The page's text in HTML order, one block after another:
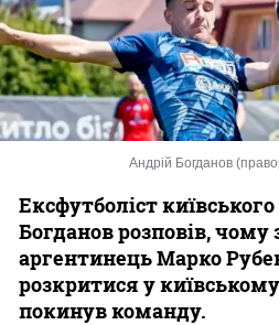
Андрій Богданов
Ексфутболіст
Богданов розповів, чому
аргентинець Марко
розкритися у
покинув команду.